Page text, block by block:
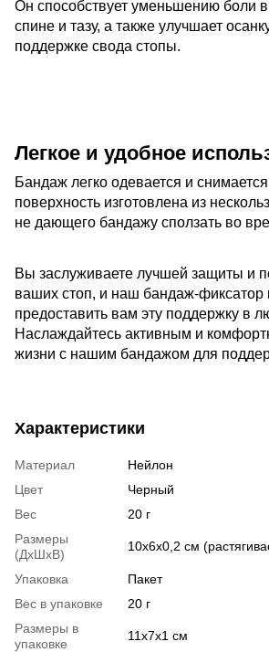
Он способствует уменьшению боли в
спине и тазу, а также улучшает
поддержке свода стопы.
Легкое и удобное
Бандаж легко одевается и
поверхность изготовлена из
не дающего бандажу сползать во
Вы заслуживаете лучшей защиты и
ваших стоп, и наш бандаж-фиксатор
предоставить вам эту поддержку в
Наслаждайтесь активным и
жизни с нашим бандажом для
Характеристики
Материал
Нейлон
Цвет
Черный
Вес
20 г
Размеры
(ДхШхВ)
10х6x0,2 см
Упаковка
Пакет
Вес в упаковке
20 г
Размеры в
упаковке
11х7х1 см